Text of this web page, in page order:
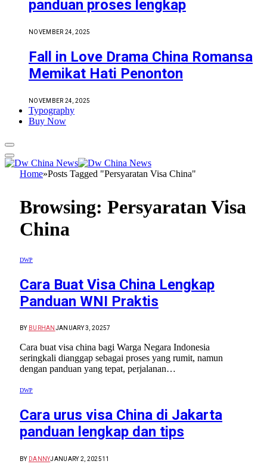
panduan proses lengkap
NOVEMBER 24, 2025
Fall in Love Drama China Romansa
Memikat Hati Penonton
NOVEMBER 24, 2025
Typography
Buy Now
Home»Posts Tagged "Persyaratan Visa China"
Browsing: Persyaratan Visa
China
DWP
Cara Buat Visa China Lengkap
Panduan WNI Praktis
BY BURHAN JANUARY 3, 20257
Cara buat visa china bagi Warga Negara Indonesia
seringkali dianggap sebagai proses yang rumit, namun
dengan panduan yang tepat, perjalanan…
DWP
Cara urus visa China di Jakarta
panduan lengkap dan tips
BY DANNYJANUARY 2, 202511